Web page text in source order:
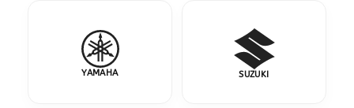
YAMAHA SUZUKI